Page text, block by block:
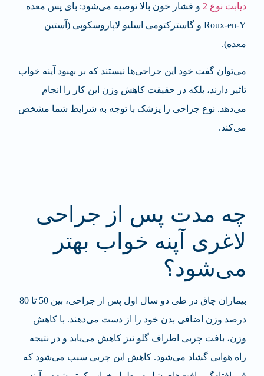
دیابت نوع 2
و فشار خون بالا توصیه می‌شود: بای پس معده
Roux-en-Y و گاسترکتومی اسلیو لاپاروسکوپی (آستین
معده).
می‌توان گفت خود این جراحی‌ها نیستند که بر بهبود آپنه خواب
تاثیر دارند، بلکه در حقیقت کاهش وزن این کار را انجام
می‌دهد. نوع جراحی را پزشک با توجه به شرایط شما مشخص
می‌کند.
چه مدت پس از جراحی
لاغری آپنه خواب بهتر
می‌شود؟
بیماران چاق در طی دو سال اول پس از جراحی، بین 50 تا 80
درصد وزن اضافی بدن خود را از دست می‌دهند. با کاهش
وزن، بافت چربی اطراف گلو نیز کاهش می‌یابد و در نتیجه
راه هوایی گشاد می‌شود. کاهش این چربی سبب می‌شود که